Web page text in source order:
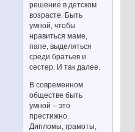
решение в детском
возрасте. Быть
умной, чтобы
нравиться маме,
папе, выделяться
среди братьев и
сестер. И так далее.
В современном
обществе быть
умной – это
престижно.
Дипломы, грамоты,